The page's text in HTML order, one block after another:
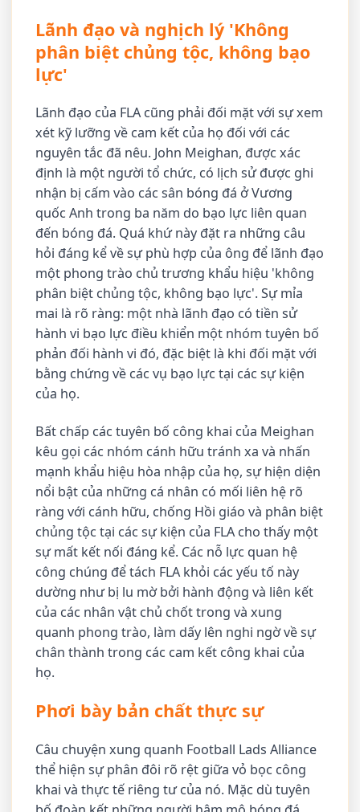
Lãnh đạo và nghịch lý 'Không
phân biệt chủng tộc, không bạo
lực'
Lãnh đạo của FLA cũng phải đối mặt với sự xem
xét kỹ lưỡng về cam kết của họ đối với các
nguyên tắc đã nêu. John Meighan, được xác
định là một người tổ chức, có lịch sử được ghi
nhận bị cấm vào các sân bóng đá ở Vương
quốc Anh trong ba năm do bạo lực liên quan
đến bóng đá. Quá khứ này đặt ra những câu
hỏi đáng kể về sự phù hợp của ông để lãnh đạo
một phong trào chủ trương khẩu hiệu 'không
phân biệt chủng tộc, không bạo lực'. Sự mỉa
mai là rõ ràng: một nhà lãnh đạo có tiền sử
hành vi bạo lực điều khiển một nhóm tuyên bố
phản đối hành vi đó, đặc biệt là khi đối mặt với
bằng chứng về các vụ bạo lực tại các sự kiện
của họ.
Bất chấp các tuyên bố công khai của Meighan
kêu gọi các nhóm cánh hữu tránh xa và nhấn
mạnh khẩu hiệu hòa nhập của họ, sự hiện diện
nổi bật của những cá nhân có mối liên hệ rõ
ràng với cánh hữu, chống Hồi giáo và phân biệt
chủng tộc tại các sự kiện của FLA cho thấy một
sự mất kết nối đáng kể. Các nỗ lực quan hệ
công chúng để tách FLA khỏi các yếu tố này
dường như bị lu mờ bởi hành động và liên kết
của các nhân vật chủ chốt trong và xung
quanh phong trào, làm dấy lên nghi ngờ về sự
chân thành trong các cam kết công khai của
họ.
Phơi bày bản chất thực sự
Câu chuyện xung quanh Football Lads Alliance
thể hiện sự phân đôi rõ rệt giữa vỏ bọc công
khai và thực tế riêng tư của nó. Mặc dù tuyên